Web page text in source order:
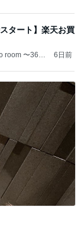
タート】楽天お買
〜365
6日前